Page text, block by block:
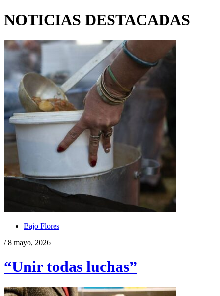
NOTICIAS DESTACADAS
Bajo Flores
/ 8 mayo, 2026
“Unir todas luchas”